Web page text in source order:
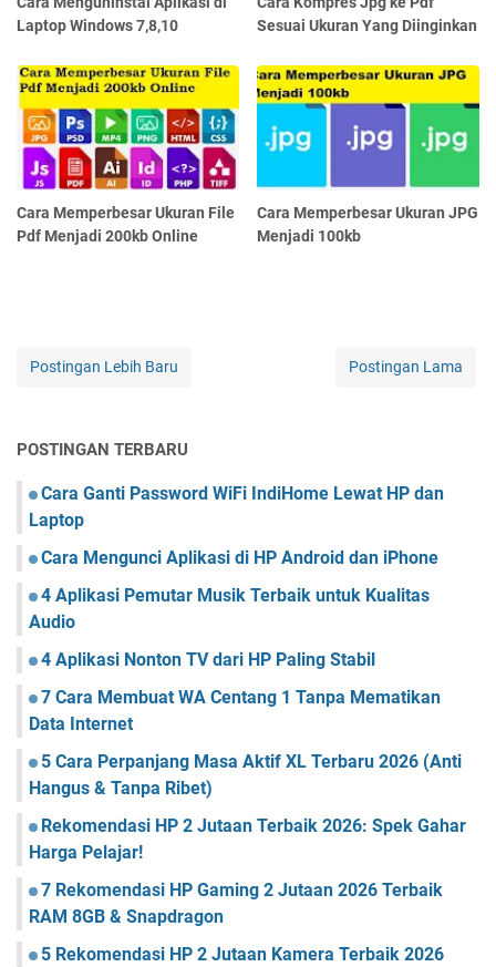
Laptop Windows 7,8,10
Sesuai Ukuran Yang Diinginkan
Cara Memperbesar Ukuran File
Pdf Menjadi 200kb Online
Cara Memperbesar Ukuran JPG
Menjadi 100kb
Postingan Lebih Baru Postingan Lama
POSTINGAN TERBARU
Cara Ganti Password WiFi IndiHome Lewat HP dan
Laptop
Cara Mengunci Aplikasi di HP Android dan iPhone
4 Aplikasi Pemutar Musik Terbaik untuk Kualitas
Audio
4 Aplikasi Nonton TV dari HP Paling Stabil
7 Cara Membuat WA Centang 1 Tanpa Mematikan
Data Internet
5 Cara Perpanjang Masa Aktif XL Terbaru 2026 (Anti
Hangus & Tanpa Ribet)
Rekomendasi HP 2 Jutaan Terbaik 2026: Spek Gahar
Harga Pelajar!
7 Rekomendasi HP Gaming 2 Jutaan 2026 Terbaik
RAM 8GB & Snapdragon
5 Rekomendasi HP 2 Jutaan Kamera Terbaik 2026